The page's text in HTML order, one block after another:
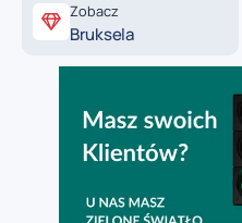
Zobacz
Bruksela